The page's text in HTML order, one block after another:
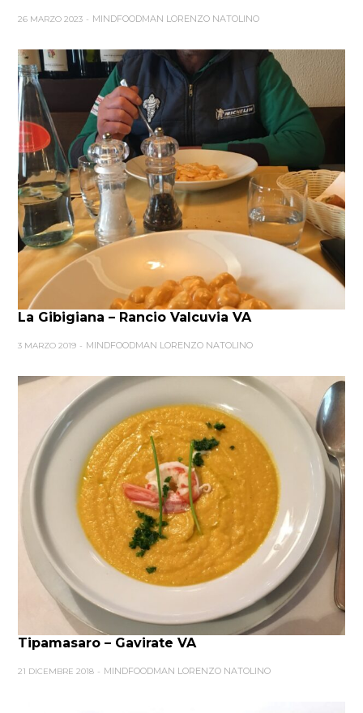
26 MARZO 2023 MINDFOODMAN LORENZO NATOLINO
La Gibigiana – Rancio Valcuvia VA
3 MARZO 2019 MINDFOODMAN LORENZO NATOLINO
Tipamasaro – Gavirate VA
21 DICEMBRE 2018 MINDFOODMAN LORENZO NATOLINO